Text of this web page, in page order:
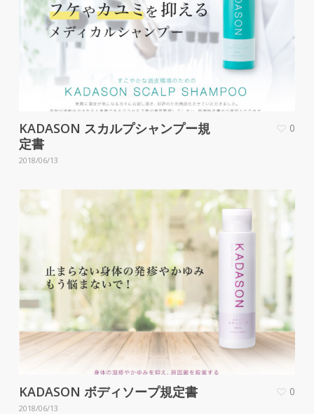
KADASON スカルプシャンプー規
定書
2018/06/13
0
KADASON ボディソープ規定書
2018/06/13
0